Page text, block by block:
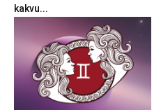
kakvu...